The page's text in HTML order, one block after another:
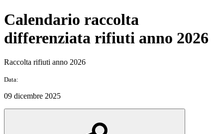
Calendario raccolta
differenziata rifiuti anno 2026
Raccolta rifiuti anno 2026
Data:
09 dicembre 2025